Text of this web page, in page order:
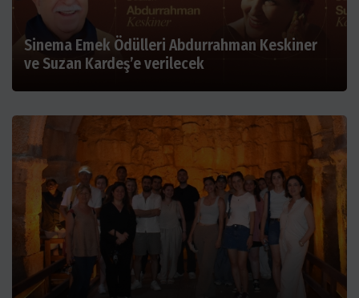
Sinema Emek Ödülleri Abdurrahman Keskiner
ve Suzan Kardeş’e verilecek